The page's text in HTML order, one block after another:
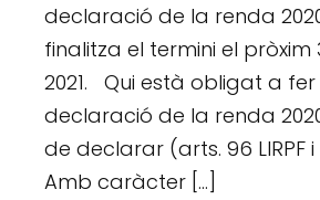
declaració de la renda 2020
finalitza el termini el pròxim
2021. Qui està obligat a fer
declaració de la renda
de declarar (arts. 96 LIRPF i
Amb caràcter […]